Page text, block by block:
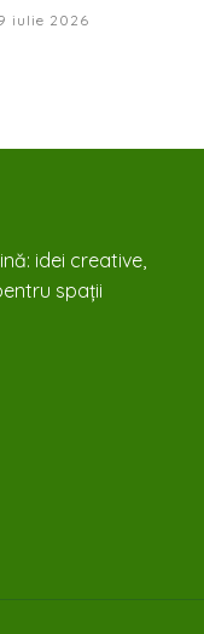
iulie 2026
idei creative,
spații